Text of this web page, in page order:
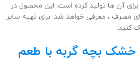
آن ها تولید کرده است. این محصول در
مصرف ، معرفی خواهد شد. برای تهیه سایر
کنید.
خشک بچه گربه با طعم